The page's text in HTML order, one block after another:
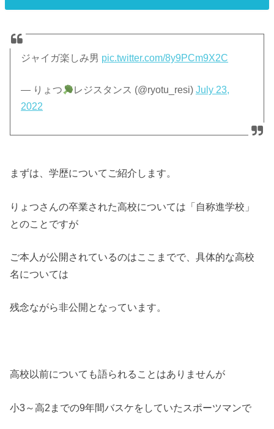
ジャイガ楽しみ男 pic.twitter.com/8y9PCm9X2C
— りょつ レジスタンス (@ryotu_resi) July 23,
2022
まずは、学歴についてご紹介します。
りょつさんの卒業された高校については「自称進学校」
とのことですが
ご本人が公開されているのはここまでで、具体的な高校
名については
残念ながら非公開となっています。
高校以前についても語られることはありませんが
小3～高2までの9年間バスケをしていたスポーツマンで